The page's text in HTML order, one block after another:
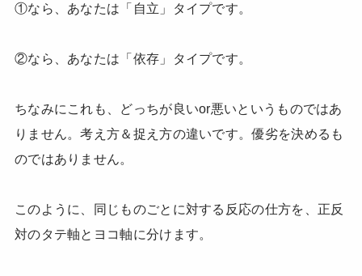
①なら、あなたは「自立」タイプです。
②なら、あなたは「依存」タイプです。
ちなみにこれも、どっちが良いor悪いというものではあ
りません。考え方＆捉え方の違いです。優劣を決めるも
のではありません。
このように、同じものごとに対する反応の仕方を、正反
対のタテ軸とヨコ軸に分けます。